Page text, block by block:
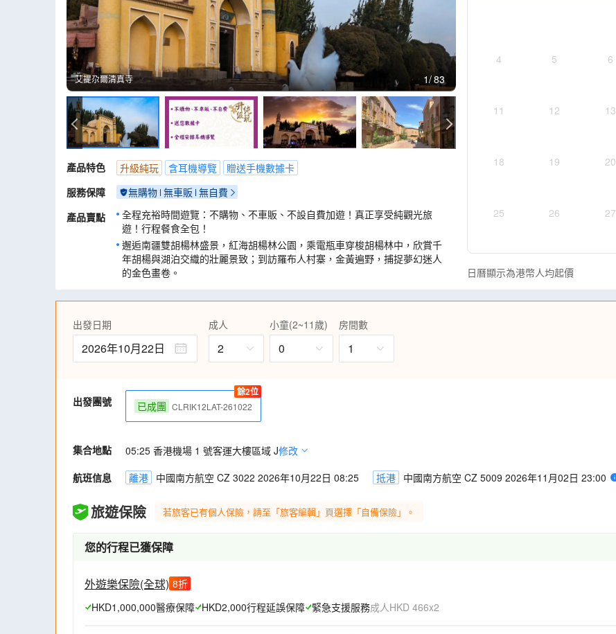
艾提尕爾清真寺
艾提尕爾清真寺 1 83
產品特色 升級純玩 含耳機導覽
贈送手機數據卡
服務保障
無購物 無車販 無自費
產品賣點
全程充裕時間遊覽：不購物、不車販、不設自費加遊！真正享受純觀光旅
遊！行程餐食全包！
邂逅南疆雙胡楊林盛景，紅海胡楊林公園，乘電瓶車穿梭胡楊林中，欣賞千
年胡楊與湖泊交織的壯麗景致；到訪羅布人村寨，金黃遍野，捕捉夢幻迷人
的金色畫卷。
雄奇、托木爾大峽谷的瑰麗，遠眺慕士塔格峰的巍峨，感受雪山、湖泊、沙
走進喀什古城、香妃墓、艾提尕爾清真寺、庫車王府、龜茲小巷，觸摸古絲
路的文明印記，體驗南疆多元民族交融的風情。
更多特色體驗，塔克拉瑪干沙漠騎駱駝探秘，感受大漠豪情；在喀什古城老
特別安排途經天山勝利隧道，全長22.13公里，為目前世上最長高速公路隧
道，貫穿天山南北，大幅縮短行程時間，堪稱現代工程奇蹟。
精心安排西域盛宴：烤全羊(特設開羊儀式)、塔縣高原蟲子雞、犛牛火鍋、手
全程2+1座位旅遊巴、每日礦泉水任飲、贈送維族小花帽、並為每位貴賓提供
一個全新頸枕，盡顯細心之處，締造安心愜意的旅程。
升級貼心服務 每位貴賓安排一部輕便導賞耳機，隨時隨地清楚聆聽導遊講
【通訊無阻】 免費提供手機數據SIM卡(每位成人一張)，精彩旅程馬上可以和
4 5 6
11 12 13
18 19 20
25 26 27
日曆顯示為港幣人均起價
出發日期
2026年10月22日
成人
2
小童(2~11歲)
0
房間數
1
出發團號
餘2位
已成團 CLRIK12LAT-261022
集合地點 05:25 香港機場 1 號客運大樓區域 J修改
航班信息
離港 中國南方航空 CZ 3022 2026年10月22日 08:25 抵港 中國南方航空 CZ 5009 2026年11月02日 23:00
旅遊保險 若旅客已有個人保險，請至「旅客編輯」頁選擇「自備保險」。
您的行程已獲保障
外遊樂保險(全球) 8折
HKD1,000,000醫療保障 HKD2,000行程延誤保障 緊急支援服務成人HKD 466x2